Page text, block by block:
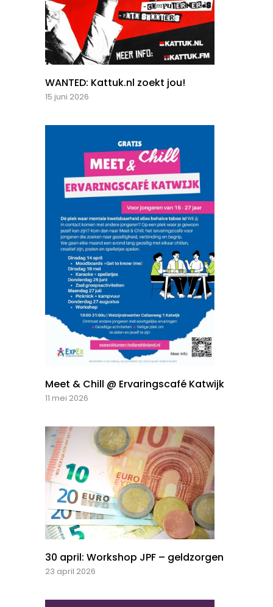
WANTED: Kattuk.nl zoekt jou!
15 juni 2026
Meet & Chill @ Ervaringscafé Katwijk
11 mei 2026
30 april: Workshop JPF – geldzorgen
23 april 2026